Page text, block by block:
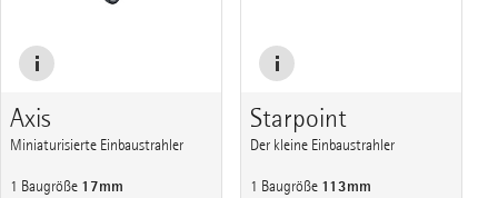
Axis
Miniaturisierte Einbaustrahler
1 Baugröße 17mm
Starpoint
Der kleine Einbaustrahler
1 Baugröße 113mm